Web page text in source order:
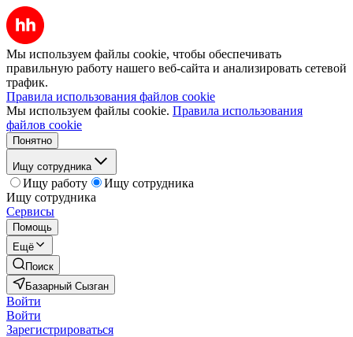
Мы используем файлы cookie, чтобы обеспечивать
правильную работу нашего веб-сайта и анализировать сетевой
трафик.
Правила использования файлов cookie
Мы используем файлы cookie. Правила использования
файлов cookie
Понятно
Ищу сотрудника
Ищу работу
Ищу сотрудника
Ищу сотрудника
Сервисы
Помощь
Ещё
Поиск
Базарный Сызган
Войти
Войти
Зарегистрироваться